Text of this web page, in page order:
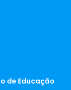
de Educação